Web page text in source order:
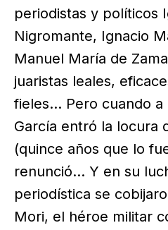
periodistas y políticos
Nigromante, Ignacio
Manuel María de
juaristas leales,
fieles… Pero cuando a
García entró la locura
(quince años que lo
renunció… Y en su
periodística se
Mori, el héroe militar